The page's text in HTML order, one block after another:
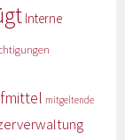
Interne
mitgeltende